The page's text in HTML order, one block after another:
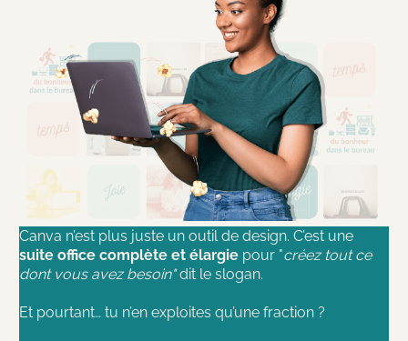
Canva n’est plus juste un outil de design. C’est une
suite office complète et élargie pour "créez tout ce
dont vous avez besoin"dit le slogan.
Et pourtant… tu n’en exploites qu’une fraction ?